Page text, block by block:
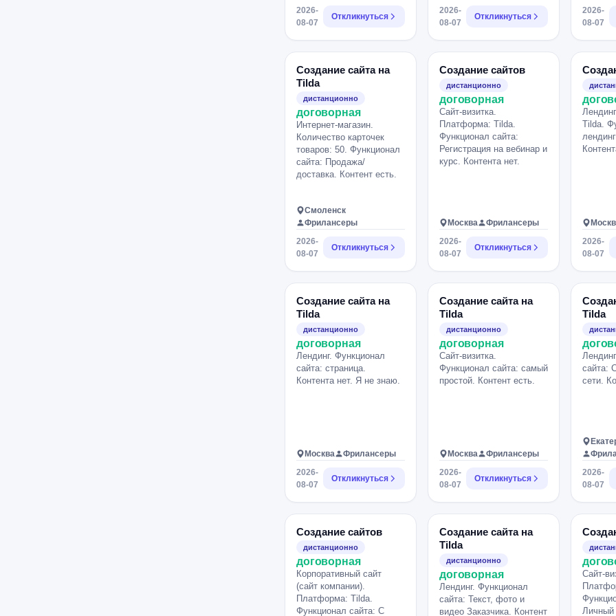
сайта - будет большим
плюсом. !также будет
сайтами для бьюти,
грима или салонов
красоты! При отклике,
пожалуйста, отправьте:
примеры ваших работ на
Tilda; стоимость; сроки
выполнения.
2026-
08-07
Откликнуться
2026-
08-07
Откликнуться
2026-
08-07
Создание сайта на
Tilda
дистанционно
договорная
Интернет-магазин.
Количество карточек
товаров: 50. Функционал
сайта: Продажа/
доставка. Контент есть.
Смоленск
Фрилансеры
2026-
08-07
Откликнуться
Создание сайтов
дистанционно
договорная
Сайт-визитка.
Платформа: Tilda.
Функционал сайта:
Регистрация на вебинар и
курс. Контента нет.
Москва
Фрилансеры
2026-
08-07
Откликнуться
Tilda.
2026-
08-07
Создание сайта на
Tilda
дистанционно
договорная
Лендинг. Функционал
сайта: страница.
Контента нет. Я не знаю.
Москва
Фрилансеры
2026-
08-07
Откликнуться
Создание сайта на
Tilda
дистанционно
договорная
Сайт-визитка.
Функционал сайта: самый
простой. Контент есть.
Москва
Фрилансеры
2026-
08-07
Откликнуться
Tilda
сайта:
сети.
2026-
08-07
Создание сайтов
дистанционно
договорная
Корпоративный сайт
(сайт компании).
Платформа: Tilda.
Функционал сайта: С
Создание сайта на
Tilda
дистанционно
договорная
Лендинг. Функционал
сайта: Текст, фото и
видео Заказчика. Контент
Сайт-
Личный